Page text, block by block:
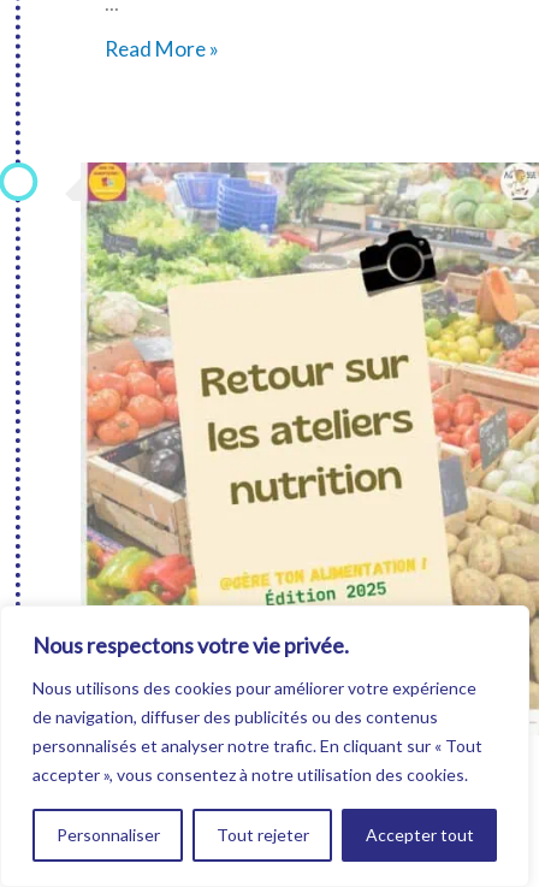
Nous respectons votre vie privée.
Nous utilisons des cookies pour améliorer votre expérience
de navigation, diffuser des publicités ou des contenus
personnalisés et analyser notre trafic. En cliquant sur « Tout
accepter », vous consentez à notre utilisation des cookies.
Personnaliser Tout rejeter Accepter tout
Vote
Read More »
Manage your diet: nutrition workshops
30/05/2025